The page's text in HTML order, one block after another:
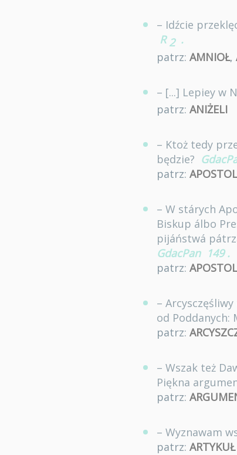
– Idźcie
R 2 .
patrz: AMNIOŁ,
– [...] Lepiey w
patrz: ANIŻELI
– Ktoż tedy
będzie?
patrz:
– W stárych
Biskup álbo
pijáństwá
GdacPan 149 .
patrz:
–
od Poddanych:
patrz:
– Wszak też
Piękna
patrz:
– Wyznawam
patrz: ARTYKUŁ